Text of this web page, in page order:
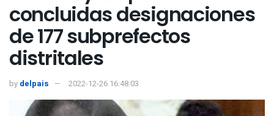
concluidas designaciones
de 177 subprefectos
distritales
by delpais 2022-12-26 16:48:03